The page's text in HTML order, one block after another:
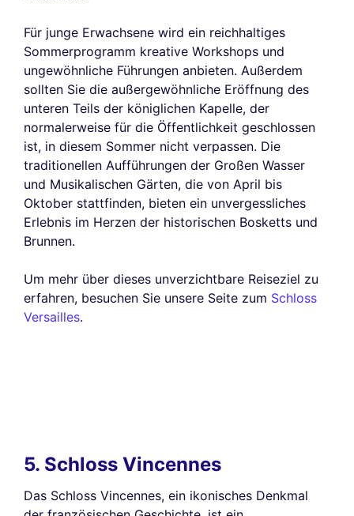
Für junge Erwachsene wird ein reichhaltiges
Sommerprogramm kreative Workshops und
ungewöhnliche Führungen anbieten. Außerdem
sollten Sie die außergewöhnliche Eröffnung des
unteren Teils der königlichen Kapelle, der
normalerweise für die Öffentlichkeit geschlossen
ist, in diesem Sommer nicht verpassen. Die
traditionellen Aufführungen der Großen Wasser
und Musikalischen Gärten, die von April bis
Oktober stattfinden, bieten ein unvergessliches
Erlebnis im Herzen der historischen Bosketts und
Brunnen.
Um mehr über dieses unverzichtbare Reiseziel zu
erfahren, besuchen Sie unsere Seite zum Schloss
Versailles.
5. Schloss Vincennes
Das Schloss Vincennes, ein ikonisches Denkmal